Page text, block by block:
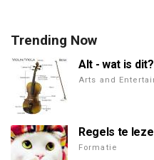
Trending Now
Alt - wat is dit?
Arts and
Regels te
Formatie